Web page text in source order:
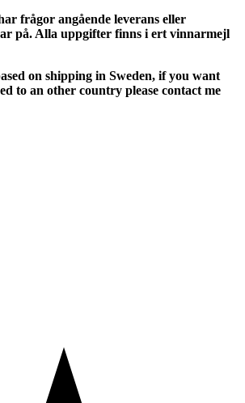
frågor angående leverans eller
på. Alla uppgifter finns i ert vinnarmejl
on shipping in Sweden, if you want
to an other country please contact me